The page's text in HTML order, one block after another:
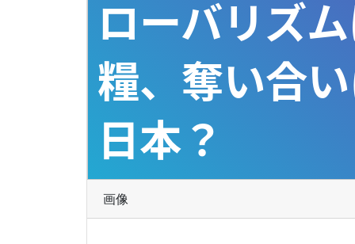
ローバリズ
糧、奪い合
日本？
画像